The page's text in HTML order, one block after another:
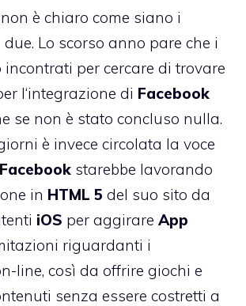
è chiaro come siano i
Lo scorso anno pare che i
incontrati per cercare di trovare
l‘integrazione di Facebook
se non è stato concluso nulla.
è invece circolata la voce
Facebook starebbe lavorando
in HTML 5 del suo sito da
iOS per aggirare App
riguardanti i
line, così da offrire giochi e
senza essere costretti a